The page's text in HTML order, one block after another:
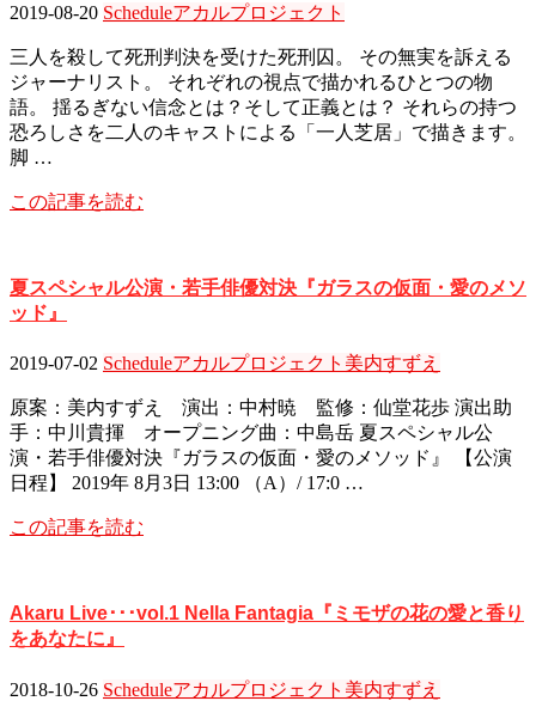
2019-08-20 Scheduleアカルプロジェクト
三人を殺して死刑判決を受けた死刑囚。 その無実を訴える
ジャーナリスト。 それぞれの視点で描かれるひとつの物
語。 揺るぎない信念とは？そして正義とは？ それらの持つ
恐ろしさを二人のキャストによる「一人芝居」で描きます。
脚 …
この記事を読む
夏スペシャル公演・若手俳優対決『ガラスの仮面・愛のメソ
ッド』
2019-07-02 Scheduleアカルプロジェクト 美内すずえ
原案：美内すずえ 演出：中村暁 監修：仙堂花歩 演出助
手：中川貴揮 オープニング曲：中島岳 夏スペシャル公
演・若手俳優対決『ガラスの仮面・愛のメソッド』 【公演
日程】 2019年 8月3日 13:00 （A）/ 17:0 …
この記事を読む
Akaru Live･･･vol.1 Nella Fantagia『ミモザの花の愛と香り
をあなたに』
2018-10-26 Scheduleアカルプロジェクト 美内すずえ